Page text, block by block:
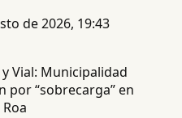
de 2026, 19:43